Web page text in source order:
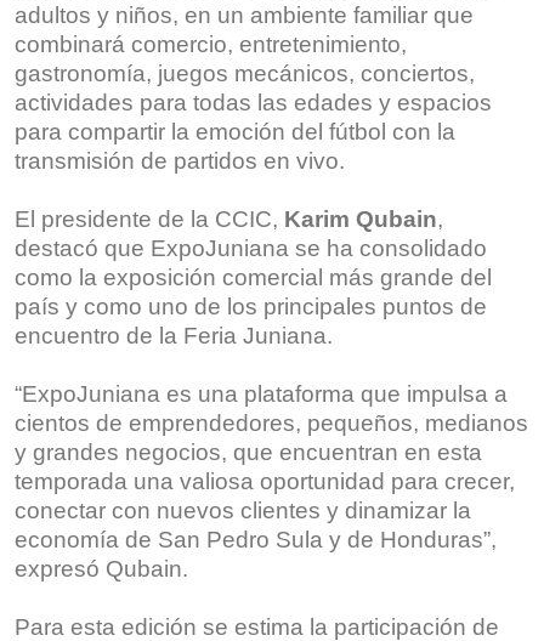
adultos y niños, en un ambiente familiar que
combinará comercio, entretenimiento,
gastronomía, juegos mecánicos, conciertos,
actividades para todas las edades y espacios
para compartir la emoción del fútbol con la
transmisión de partidos en vivo.
El presidente de la CCIC, Karim Qubain,
destacó que ExpoJuniana se ha consolidado
como la exposición comercial más grande del
país y como uno de los principales puntos de
encuentro de la Feria Juniana.
“ExpoJuniana es una plataforma que impulsa a
cientos de emprendedores, pequeños, medianos
y grandes negocios, que encuentran en esta
temporada una valiosa oportunidad para crecer,
conectar con nuevos clientes y dinamizar la
economía de San Pedro Sula y de Honduras”,
expresó Qubain.
Para esta edición se estima la participación de